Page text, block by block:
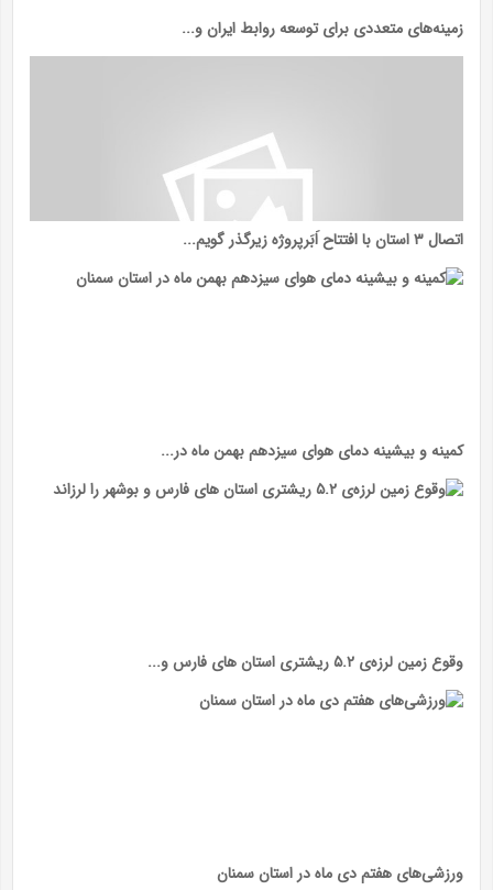
زمینه‌های متعددی برای توسعه روابط ایران و...
اتصال ۳ استان با افتتاح اَبَرپروژه زیرگذر گویم...
کمینه و بیشینه دمای هوای سیزدهم بهمن ماه در...
وقوع زمین لرزه‌ی ۵.۲ ریشتری استان های فارس و...
ورزشی‌های هفتم دی ماه در استان سمنان